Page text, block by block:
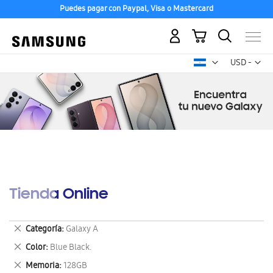
Puedes pagar con Paypal, Visa o Mastercard
USD -
dólar
Mi carrito
Tienda Online
Categoría Galaxy A
Eliminar
este
artículo
Color Blue Black.
Eliminar
este
Memoria 128GB
Eliminar